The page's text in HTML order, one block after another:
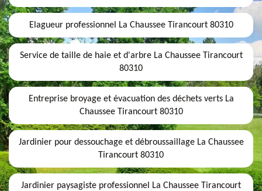
Elagueur professionnel La Chaussee Tirancourt 80310
Service de taille de haie et d'arbre La Chaussee Tirancourt
80310
Entreprise broyage et évacuation des déchets verts La
Chaussee Tirancourt 80310
Jardinier pour dessouchage et débroussaillage La Chaussee
Tirancourt 80310
Jardinier paysagiste professionnel La Chaussee Tirancourt